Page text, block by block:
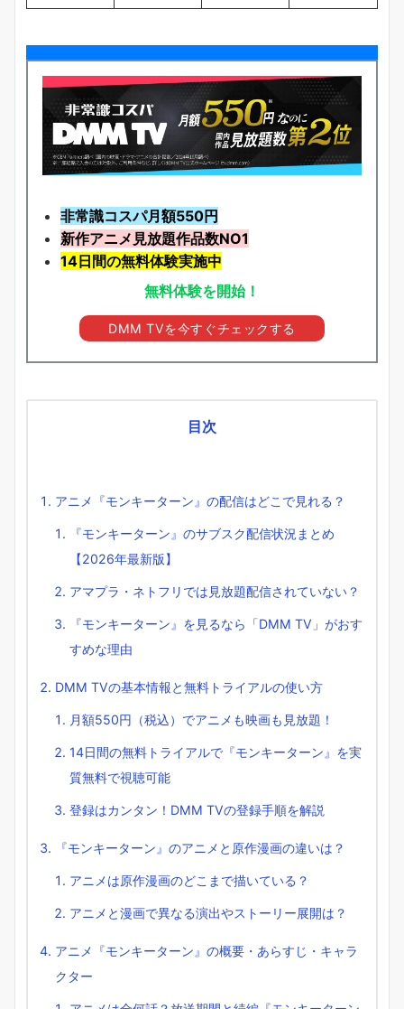
非常識コスパ月額550円
新作アニメ見放題作品数NO1
14日間の無料体験実施中
無料体験を開始！
DMM TVを今すぐチェックする
目次
アニメ『モンキーターン』の配信はどこで見れる？
『モンキーターン』のサブスク配信状況まとめ
【2026年最新版】
アマプラ・ネトフリでは見放題配信されていない？
『モンキーターン』を見るなら「DMM TV」がおす
すめな理由
DMM TVの基本情報と無料トライアルの使い方
月額550円（税込）でアニメも映画も見放題！
14日間の無料トライアルで『モンキーターン』を実
質無料で視聴可能
登録はカンタン！DMM TVの登録手順を解説
『モンキーターン』のアニメと原作漫画の違いは？
アニメは原作漫画のどこまで描いている？
アニメと漫画で異なる演出やストーリー展開は？
アニメ『モンキーターン』の概要・あらすじ・キャラ
クター